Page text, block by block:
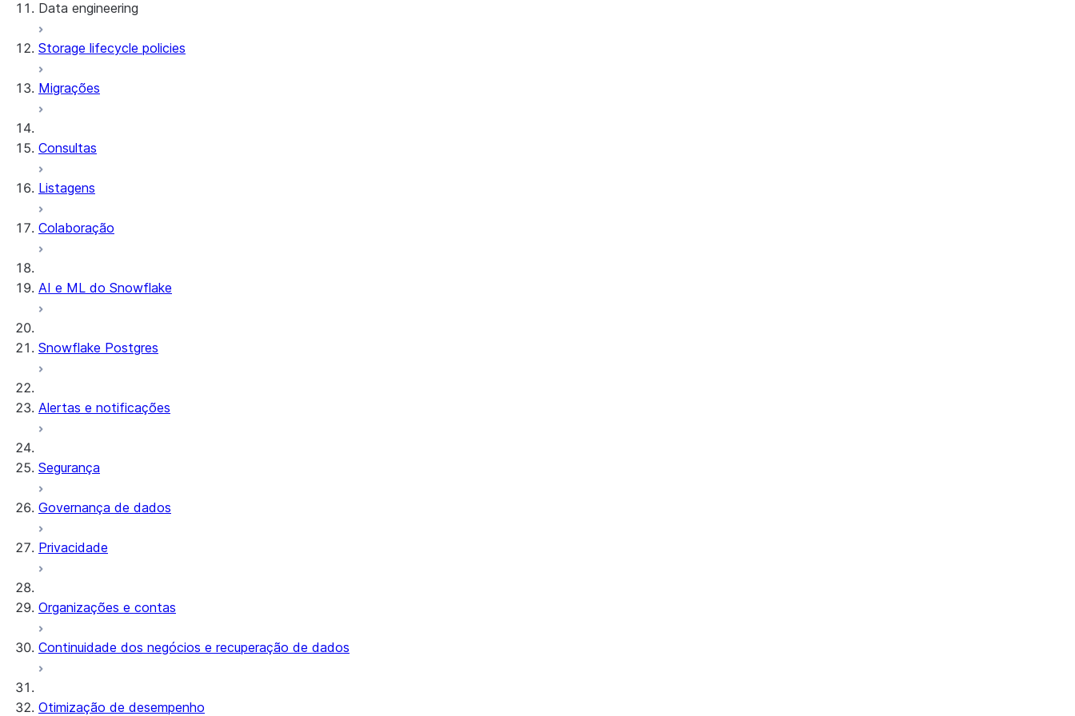
Snowflake Openflow
Apache Iceberg™
Data engineering
Carregamento de dados
Tabelas dinâmicas
DCM Projects
Projetos dbt no Snowflake
Storage lifecycle policies
Migrações
Consultas
Listagens
Colaboração
AI e ML do Snowflake
Snowflake Postgres
Alertas e notificações
Segurança
Governança de dados
Privacidade
Organizações e contas
Continuidade dos negócios e recuperação de dados
Otimização de desempenho